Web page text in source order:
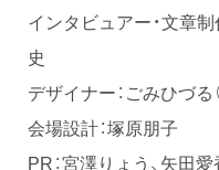
インタビュアー・文章制
史
デザイナー：ごみひづる
会場設計：塚原朋子
PR：宮澤りょう、矢田愛